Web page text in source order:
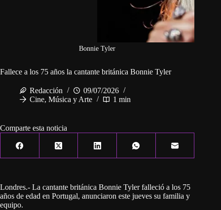
Bonnie Tyler
Fallece a los 75 años la cantante británica Bonnie Tyler
Redacción
09/07/2026
Cine, Música y Arte
1 min
Comparte esta noticia
Londres.- La cantante británica Bonnie Tyler falleció a los 75
años de edad en Portugal, anunciaron este jueves su familia y
equipo.